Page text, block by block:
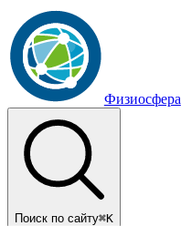
Физиосфера
Поиск по сайту⌘K